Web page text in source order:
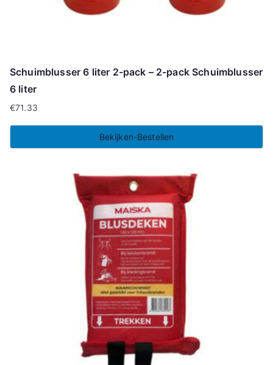
Schuimblusser 6 liter 2-pack – 2-pack Schuimblusser
6 liter
€71.33
Bekijken-Bestellen